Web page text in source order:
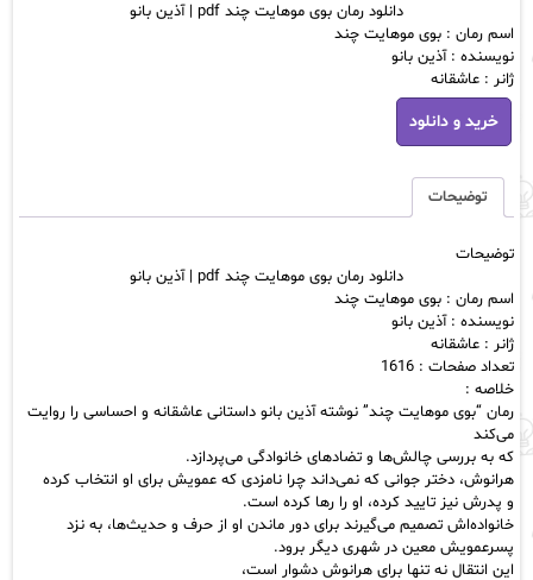
دانلود رمان بوی موهایت چند pdf | آذین بانو
اسم رمان : بوی موهایت چند
نویسنده : آذین بانو
ژانر : عاشقانه
دانلود
رمان
بوی
pdf
آذین
عدد
خرید و دانلود
توضیحات
توضیحات
دانلود رمان بوی موهایت چند pdf | آذین بانو
اسم رمان : بوی موهایت چند
نویسنده : آذین بانو
ژانر : عاشقانه
تعداد صفحات : 1616
خلاصه :
رمان “بوی موهایت چند” نوشته آذین بانو داستانی عاشقانه و احساسی را روایت
می‌کند
که به بررسی چالش‌ها و تضادهای خانوادگی می‌پردازد.
هرانوش، دختر جوانی که نمی‌داند چرا نامزدی که عمویش برای او انتخاب کرده
و پدرش نیز تایید کرده، او را رها کرده است.
خانواده‌اش تصمیم می‌گیرند برای دور ماندن او از حرف و حدیث‌ها، به نزد
پسرعمویش معین در شهری دیگر برود.
این انتقال نه تنها برای هرانوش دشوار است،